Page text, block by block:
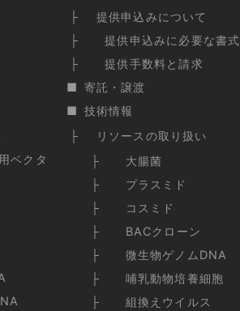
ベクタ
提供申込みについて
提供申込みに必要な書式
提供手数料と請求
寄託・譲渡
技術情報
リソースの取り扱い
大腸菌
プラスミド
コスミド
BACクローン
微生物ゲノムDNA
哺乳動物培養細胞
組換えウイルス